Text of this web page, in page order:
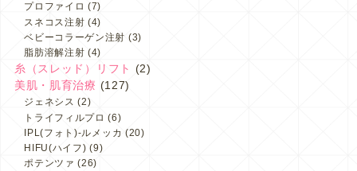
プロファイロ (7)
スネコス注射 (4)
ベビーコラーゲン注射 (3)
脂肪溶解注射 (4)
糸（スレッド）リフト
(2)
美肌・肌育治療 (127)
ジェネシス (2)
トライフィルプロ (6)
IPL(フォト)-ルメッカ (20)
HIFU(ハイフ) (9)
ポテンツァ (26)